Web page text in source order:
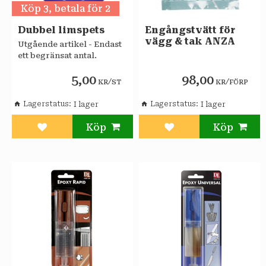
Köp 3, betala för 2
Dubbel limspets
Utgående artikel - Endast
ett begränsat antal.
5,00 KR/ST
Lägg till i favoriter
Lagerstatus
Engångstvätt för
vägg & tak ANZA
98,00 KR/FÖRP
Lägg till i favoriter
Lagerstatus